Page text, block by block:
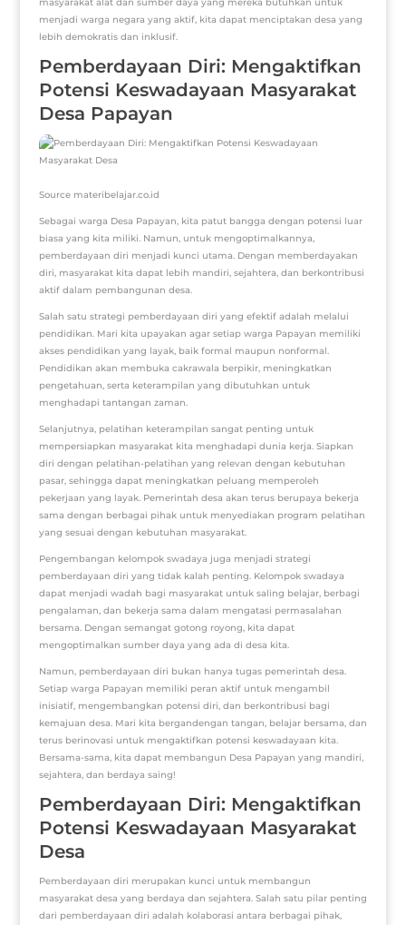
menjadi warga negara yang aktif, kita dapat menciptakan desa yang
lebih demokratis dan inklusif.
Pemberdayaan Diri: Mengaktifkan
Potensi Keswadayaan Masyarakat
Desa Papayan
Source materibelajar.co.id
Sebagai warga Desa Papayan, kita patut bangga dengan potensi luar
biasa yang kita miliki. Namun, untuk mengoptimalkannya,
pemberdayaan diri menjadi kunci utama. Dengan memberdayakan
diri, masyarakat kita dapat lebih mandiri, sejahtera, dan berkontribusi
aktif dalam pembangunan desa.
Salah satu strategi pemberdayaan diri yang efektif adalah melalui
pendidikan. Mari kita upayakan agar setiap warga Papayan memiliki
akses pendidikan yang layak, baik formal maupun nonformal.
Pendidikan akan membuka cakrawala berpikir, meningkatkan
pengetahuan, serta keterampilan yang dibutuhkan untuk
menghadapi tantangan zaman.
Selanjutnya, pelatihan keterampilan sangat penting untuk
mempersiapkan masyarakat kita menghadapi dunia kerja. Siapkan
diri dengan pelatihan-pelatihan yang relevan dengan kebutuhan
pasar, sehingga dapat meningkatkan peluang memperoleh
pekerjaan yang layak. Pemerintah desa akan terus berupaya bekerja
sama dengan berbagai pihak untuk menyediakan program pelatihan
yang sesuai dengan kebutuhan masyarakat.
Pengembangan kelompok swadaya juga menjadi strategi
pemberdayaan diri yang tidak kalah penting. Kelompok swadaya
dapat menjadi wadah bagi masyarakat untuk saling belajar, berbagi
pengalaman, dan bekerja sama dalam mengatasi permasalahan
bersama. Dengan semangat gotong royong, kita dapat
mengoptimalkan sumber daya yang ada di desa kita.
Namun, pemberdayaan diri bukan hanya tugas pemerintah desa.
Setiap warga Papayan memiliki peran aktif untuk mengambil
inisiatif, mengembangkan potensi diri, dan berkontribusi bagi
kemajuan desa. Mari kita bergandengan tangan, belajar bersama, dan
terus berinovasi untuk mengaktifkan potensi keswadayaan kita.
Bersama-sama, kita dapat membangun Desa Papayan yang mandiri,
sejahtera, dan berdaya saing!
Pemberdayaan Diri: Mengaktifkan
Potensi Keswadayaan Masyarakat
Desa
Pemberdayaan diri merupakan kunci untuk membangun
masyarakat desa yang berdaya dan sejahtera. Salah satu pilar penting
dari pemberdayaan diri adalah kolaborasi antara berbagai pihak,